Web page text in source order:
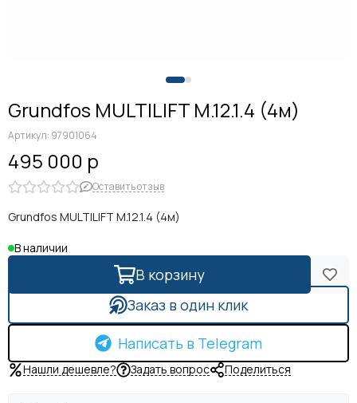
Grundfos MULTILIFT M.12.1.4 (4м)
Артикул: 97901064
495 000 р
Оставить отзыв
Grundfos MULTILIFT M.12.1.4 (4м)
В наличии
В корзину
Заказ в один клик
Написать в Telegram
Нашли дешевле? Задать вопрос Поделиться